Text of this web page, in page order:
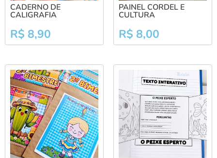
CADERNO DE
CALIGRAFIA
R$ 8,90
PAINEL CORDEL E
CULTURA
R$ 8,00